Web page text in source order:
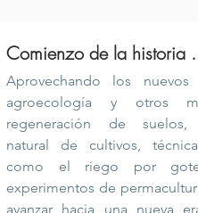
Comienzo de la historia
Aprovechando los nuevos
agroecología y otros
regeneración de suelos,
natural de cultivos,
como el riego por
experimentos de
avanzar hacia una nueva